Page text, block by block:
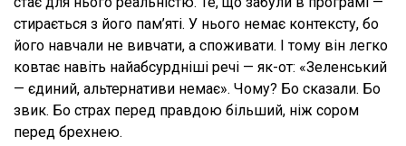
стирається з його пам’яті. У нього немає контексту, бо
його навчали не вивчати, а споживати. І тому він легко
ковтає навіть найабсурдніші речі — як-от: «Зеленський
— єдиний, альтернативи немає». Чому? Бо сказали. Бо
звик. Бо страх перед правдою більший, ніж сором
перед брехнею.